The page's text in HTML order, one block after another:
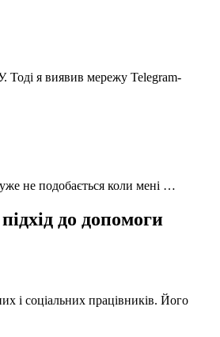
Тоді я виявив мережу Telegram-
не подобається коли мені …
до допомоги
і соціальних працівників. Його